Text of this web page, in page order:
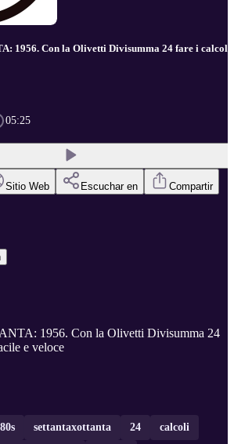
1956. Con la Olivetti Divisumma 24 fare i calcoli
05:25
Sitio Web Escuchar en Compartir
1956. Con la Olivetti Divisumma 24
e veloce
80s settantaxottanta 24 calcoli